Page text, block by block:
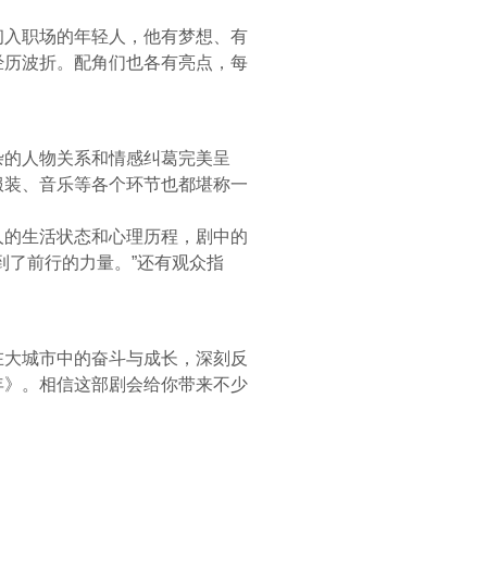
职场的年轻人，他有梦想、有
波折。配角们也各有亮点，每
人物关系和情感纠葛完美呈
、音乐等各个环节也都堪称一
生活状态和心理历程，剧中的
前行的力量。”还有观众指
城市中的奋斗与成长，深刻反
。相信这部剧会给你带来不少